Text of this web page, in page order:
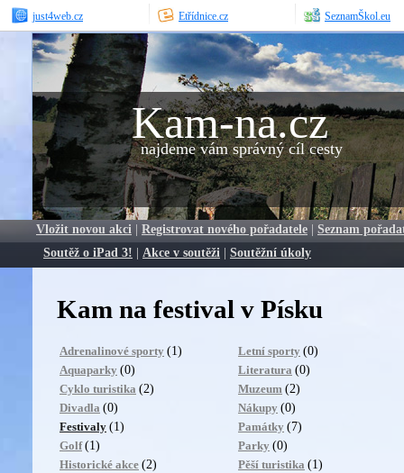
just4web.cz Etřídnice.cz SeznamŠkol.eu
Kam-na.cz
najdeme vám správný cíl cesty
Vložit novou akci | Registrovat nového pořadatele | Seznam
Soutěž o iPad 3! | Akce v soutěži | Soutěžní úkoly
Kam na festival v Písku
Adrenalinové sporty (1)
Aquaparky (0)
Cyklo turistika (2)
Divadla (0)
Festivaly (1)
Golf (1)
Historické akce (2)
Letní sporty (0)
Literatura (0)
Muzeum (2)
Nákupy (0)
Památky (7)
Parky (0)
Pěší turistika (1)